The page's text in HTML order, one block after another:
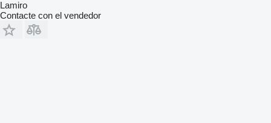
Lamiro
Contacte con el vendedor